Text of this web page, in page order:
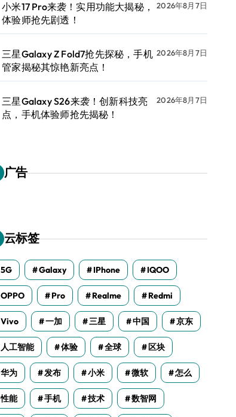
小米17 Pro来袭！实用功能大揭秘，
体验师抢先剧透！
2026年8月7日
三星Galaxy Z Fold7抢先探秘，手机
管家揭秘其惊艳新亮点！
2026年8月7日
三星Galaxy S26来袭！创新科技亮
点，手机体验师抢先揭秘！
2026年8月7日
广告
云标签
5G Galaxy IPhone IQOO
OPPO Pro Realme Redmi
Vivo 一加 三星 中国 京东
人工智能 体验 全球 区块
华为 发布 小米 微软 怎么
性能 手机 技术 数智网